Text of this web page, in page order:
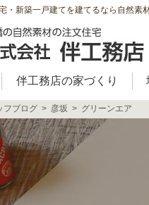
・新築一戸建てを建てるなら自然素
伴工務店の家づくり
フブログ 彦坂 グリーンエア